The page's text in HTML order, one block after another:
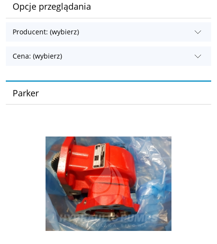
Opcje przeglądania
Producent: (wybierz)
Cena: (wybierz)
Parker